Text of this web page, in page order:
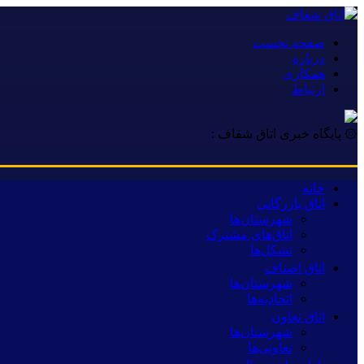
صفحه نخست
درباره
همکاری
ارتباط
۞ پایگاه خبری اتاق شفاف :
خانه
اتاق بازرگانی
شهرستان‌ها
اتاق‌های مشترک
تشکل‌ها
اتاق اصناف
شهرستان‌ها
اتحادیه‌ها
اتاق تعاون
شهرستان‌ها
تعاونی‌ها